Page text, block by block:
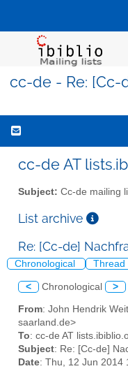
cc-de - Re: [Cc-
cc-de AT
Subject: Cc-de mailing
List archive
Re: [Cc-de]
Chronological Thread
< Chronological >
From: John Hendrik
saarland.de>
To: cc-de AT
Subject: Re: [Cc-de]
Date: Thu, 12 Jun 2014